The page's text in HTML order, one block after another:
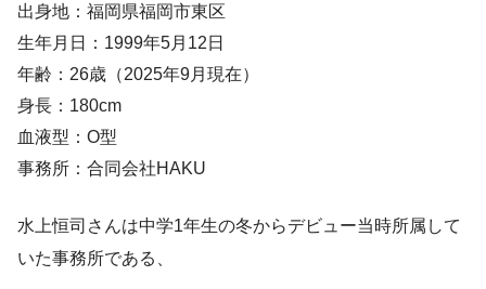
出身地：福岡県福岡市東区
生年月日：1999年5月12日
年齢：26歳（2025年9月現在）
身長：180cm
血液型：O型
事務所：合同会社HAKU
水上恒司さんは中学1年生の冬からデビュー当時所属して
いた事務所である